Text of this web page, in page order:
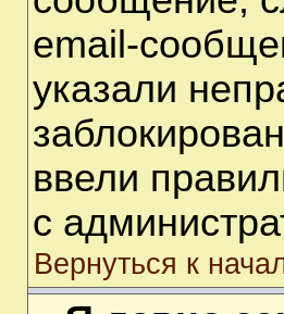
email-
указали
ввели
с
Вернуться к